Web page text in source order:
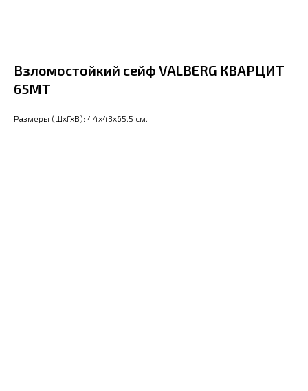
Взломостойкий сейф VALBERG КВАРЦИТ
65МТ
Размеры (ШхГхВ): 44x43x65.5 см.